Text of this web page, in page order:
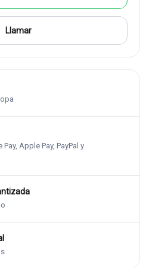
Llamar
Apple Pay, PayPal y